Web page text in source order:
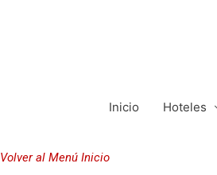
Inicio Hoteles
Volver al Menú Inicio